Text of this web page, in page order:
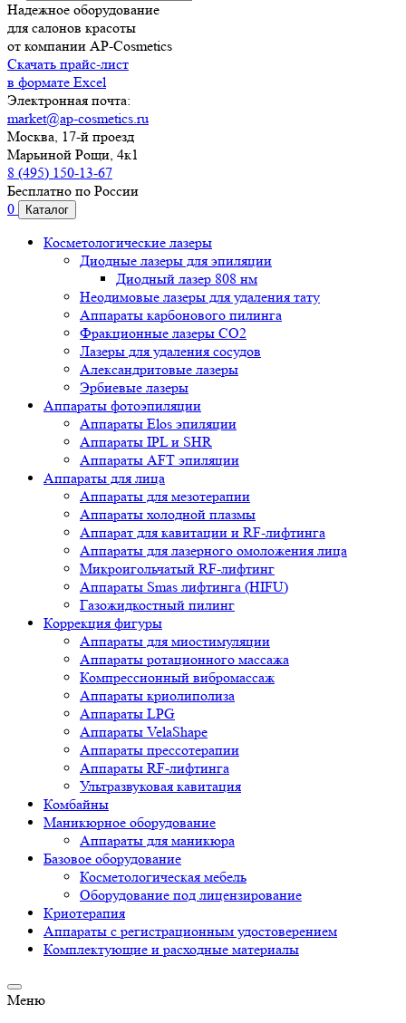
Надежное оборудование
для салонов красоты
от компании AP-Cosmetics
Скачать прайс-лист
в формате Excel
Электронная почта:
market@ap-cosmetics.ru
Москва, 17-й проезд
Марьиной Рощи, 4к1
8 (495) 150-13-67
Бесплатно по России
0
Каталог
Косметологические лазеры
Диодные лазеры для эпиляции
Диодный лазер 808 нм
Неодимовые лазеры для удаления тату
Аппараты карбонового пилинга
Фракционные лазеры CO2
Лазеры для удаления сосудов
Александритовые лазеры
Эрбиевые лазеры
Аппараты фотоэпиляции
Аппараты Elos эпиляции
Аппараты IPL и SHR
Аппараты AFT эпиляции
Аппараты для лица
Аппараты для мезотерапии
Аппараты холодной плазмы
Аппарат для кавитации и RF-лифтинга
Аппараты для лазерного омоложения лица
Микроигольчатый RF-лифтинг
Аппараты Smas лифтинга (HIFU)
Газожидкостный пилинг
Коррекция фигуры
Аппараты для миостимуляции
Аппараты ротационного массажа
Компрессионный вибромассаж
Аппараты криолиполиза
Аппараты LPG
Аппараты VelaShape
Аппараты прессотерапии
Аппараты RF-лифтинга
Ультразвуковая кавитация
Комбайны
Маникюрное оборудование
Аппараты для маникюра
Базовое оборудование
Косметологическая мебель
Оборудование под лицензирование
Криотерапия
Аппараты c регистрационным удостоверением
Комплектующие и расходные материалы
Меню